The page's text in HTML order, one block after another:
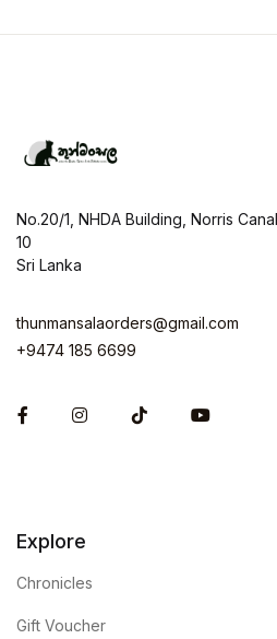
No.20/1, NHDA Building, Norris
10
Sri Lanka
thunmansalaorders@gmail.com
+9474 185 6699
FacebookInstagram
Explore
Chronicles
Gift Voucher